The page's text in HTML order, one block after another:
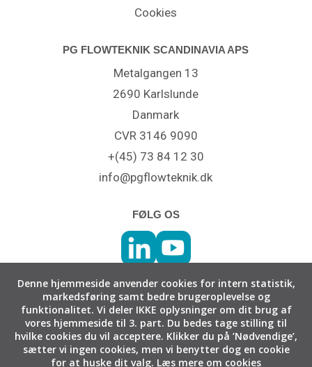
PG FLOWTEKNIK SCANDINAVIA APS
Metalgangen 13
2690 Karlslunde
Danmark
CVR 3146 9090
+(45) 73 84 12 30
info@pgflowteknik.dk
Cookies
FØLG OS
Denne hjemmeside anvender cookies for intern statistik,
markedsføring samt bedre brugeroplevelse og
funktionalitet. Vi deler IKKE oplysninger om dit brug af
vores hjemmeside til 3. part. Du bedes tage stilling til
hvilke cookies du vil acceptere. Klikker du på ’Nødvendige’,
sætter vi ingen cookies, men vi benytter dog en cookie
for at huske dit valg. Læs mere om cookies